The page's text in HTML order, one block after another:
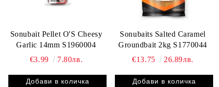
Sonubait Pellet O'S Cheesy
Garlic 14mm S1960004
€3.99
7.80лв.
Sonubaits Salted Caramel
Groundbait 2kg S1770044
€13.75
26.89лв.